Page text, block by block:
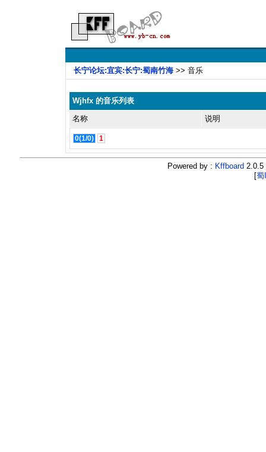
长宁论坛:宜宾:长宁:蜀南竹海>> 音乐
Wjhfx 的音乐列表
名称
说明
0(1/0) 1
Powered by : Kffboard 2.0.5
[蜀